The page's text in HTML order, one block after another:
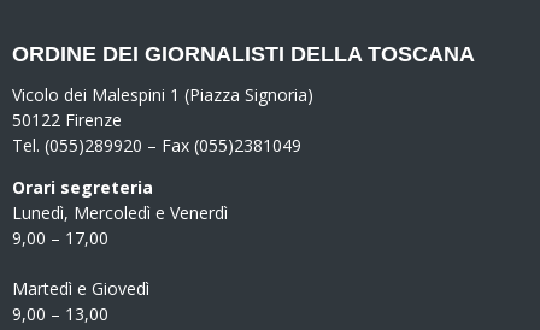
ORDINE DEI GIORNALISTI DELLA TOSCANA
Vicolo dei Malespini 1 (Piazza Signoria)
50122 Firenze
Tel. (055)289920 – Fax (055)2381049
Orari segreteria
Lunedì, Mercoledì e Venerdì
9,00 – 17,00
Martedì e Giovedì
9,00 – 13,00